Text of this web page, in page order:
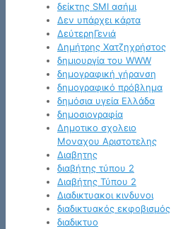
δείκτης SMI ασήμι
Δεν υπάρχει κάρτα
ΔεύτερηΓενιά
Δημήτρης Χατζηχρήστος
δημιουργία του WWW
δημογραφική γήρανση
δημογραφικό πρόβλημα
δημόσια υγεία Ελλάδα
δημοσιογραφία
Δημοτικο σχολειο
Μοναχου Αριστοτελης
Διαβητης
διαβήτης τύπου 2
Διαβήτης Τύπου 2
Διαδικτυακοι κινδυνοι
διαδικτυακός εκφοβισμός
διαδικτυο